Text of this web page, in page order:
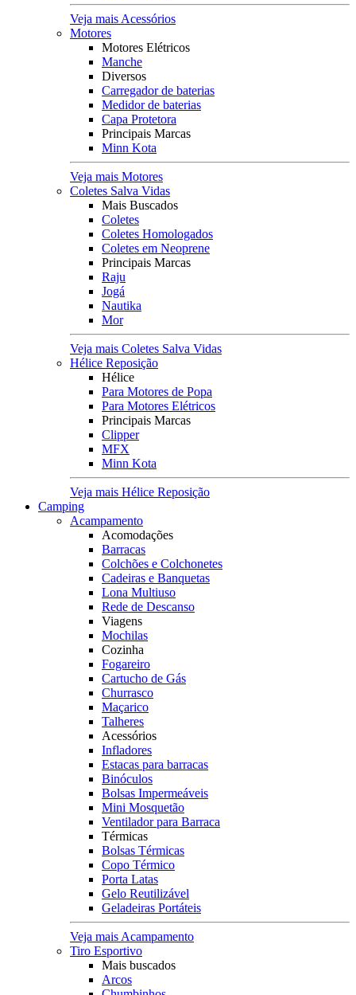
Veja mais Acessórios
Motores
Motores Elétricos
Manche
Diversos
Carregador de baterias
Medidor de baterias
Capa Protetora
Principais Marcas
Minn Kota
Veja mais Motores
Coletes Salva Vidas
Mais Buscados
Coletes
Coletes Homologados
Coletes em Neoprene
Principais Marcas
Raju
Jogá
Nautika
Mor
Veja mais Coletes Salva Vidas
Hélice Reposição
Hélice
Para Motores de Popa
Para Motores Elétricos
Principais Marcas
Clipper
MFX
Minn Kota
Veja mais Hélice Reposição
Camping
Acampamento
Acomodações
Barracas
Colchões e Colchonetes
Cadeiras e Banquetas
Lona Multiuso
Rede de Descanso
Viagens
Mochilas
Cozinha
Fogareiro
Cartucho de Gás
Churrasco
Maçarico
Talheres
Acessórios
Infladores
Estacas para barracas
Binóculos
Bolsas Impermeáveis
Mini Mosquetão
Ventilador para Barraca
Térmicas
Bolsas Térmicas
Copo Térmico
Porta Latas
Gelo Reutilizável
Geladeiras Portáteis
Veja mais Acampamento
Tiro Esportivo
Mais buscados
Arcos